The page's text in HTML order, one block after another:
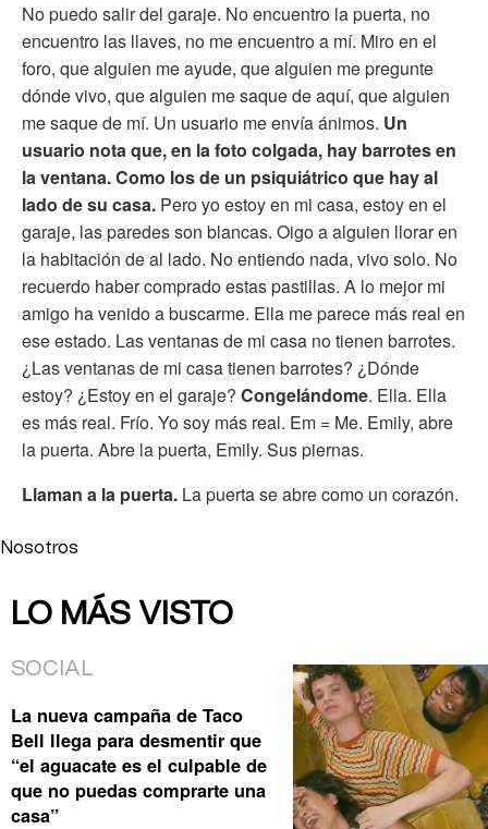
No puedo salir del garaje. No encuentro la puerta, no
encuentro las llaves, no me encuentro a mí. Miro en el
foro, que alguien me ayude, que alguien me pregunte
dónde vivo, que alguien me saque de aquí, que alguien
me saque de mí. Un usuario me envía ánimos. Un
usuario nota que, en la foto colgada, hay barrotes en
la ventana. Como los de un psiquiátrico que hay al
lado de su casa. Pero yo estoy en mi casa, estoy en el
garaje, las paredes son blancas. Oigo a alguien llorar en
la habitación de al lado. No entiendo nada, vivo solo. No
recuerdo haber comprado estas pastillas. A lo mejor mi
amigo ha venido a buscarme. Ella me parece más real en
ese estado. Las ventanas de mi casa no tienen barrotes.
¿Las ventanas de mi casa tienen barrotes? ¿Dónde
estoy? ¿Estoy en el garaje? Congelándome. Ella. Ella
es más real. Frío. Yo soy más real. Em = Me. Emily, abre
la puerta. Abre la puerta, Emily. Sus piernas.
Llaman a la puerta. La puerta se abre como un corazón.
Nosotros
LO MÁS VISTO
SOCIAL
La nueva campaña de Taco
Bell llega para desmentir que
“el aguacate es el culpable de
que no puedas comprarte una
casa”